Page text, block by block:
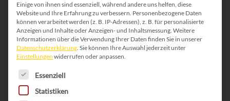
Aufmerksamkeit
schaffen
MPS gehört zu den seltenen
Erkrankungen. Deshalb ist es umso
Einige von ihnen sind essenziell, während andere uns helfen, diese
Website und Ihre Erfahrung zu verbessern. Personenbezogene Daten
können verarbeitet werden (z. B. IP-Adressen), z. B. für personalisierte
Anzeigen und Inhalte oder Anzeigen- und Inhaltsmessung. Weitere
Informationen über die Verwendung Ihrer Daten finden Sie in unserer
Datenschutzerklärung. Sie können Ihre Auswahl jederzeit unter
Einstellungen widerrufen oder anpassen.
Es folgt eine Liste der Service-Gruppen, für die
Essenziell
Statistiken